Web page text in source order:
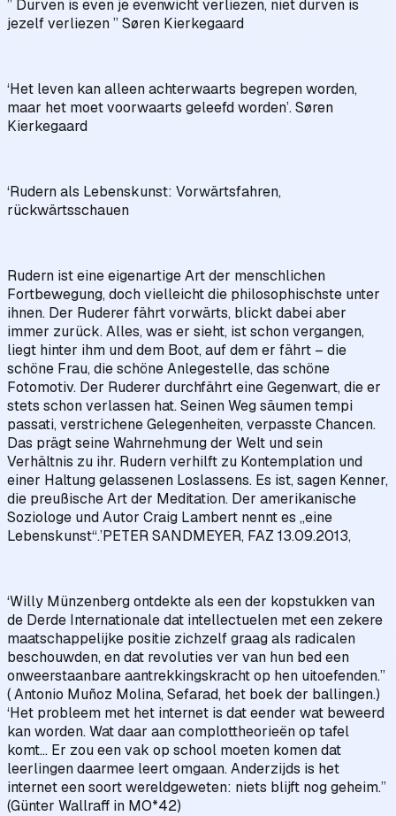
” Durven is even je evenwicht verliezen, niet durven is
jezelf verliezen ” Søren Kierkegaard
‘Het leven kan alleen achterwaarts begrepen worden,
maar het moet voorwaarts geleefd worden’. Søren
Kierkegaard
‘Rudern als Lebenskunst: Vorwärtsfahren,
rückwärtsschauen
Rudern ist eine eigenartige Art der menschlichen
Fortbewegung, doch vielleicht die philosophischste unter
ihnen. Der Ruderer fährt vorwärts, blickt dabei aber
immer zurück. Alles, was er sieht, ist schon vergangen,
liegt hinter ihm und dem Boot, auf dem er fährt – die
schöne Frau, die schöne Anlegestelle, das schöne
Fotomotiv. Der Ruderer durchfährt eine Gegenwart, die er
stets schon verlassen hat. Seinen Weg säumen tempi
passati, verstrichene Gelegenheiten, verpasste Chancen.
Das prägt seine Wahrnehmung der Welt und sein
Verhältnis zu ihr. Rudern verhilft zu Kontemplation und
einer Haltung gelassenen Loslassens. Es ist, sagen Kenner,
die preußische Art der Meditation. Der amerikanische
Soziologe und Autor Craig Lambert nennt es „eine
Lebenskunst“.’PETER SANDMEYER, FAZ 13.09.2013,
‘Willy Münzenberg ontdekte als een der kopstukken van
de Derde Internationale dat intellectuelen met een zekere
maatschappelijke positie zichzelf graag als radicalen
beschouwden, en dat revoluties ver van hun bed een
onweerstaanbare aantrekkingskracht op hen uitoefenden.”
( Antonio Muñoz Molina, Sefarad, het boek der ballingen.)
‘Het probleem met het internet is dat eender wat beweerd
kan worden. Wat daar aan complottheorieën op tafel
komt… Er zou een vak op school moeten komen dat
leerlingen daarmee leert omgaan. Anderzijds is het
internet een soort wereldgeweten: niets blijft nog geheim.”
(Günter Wallraff in MO*42)